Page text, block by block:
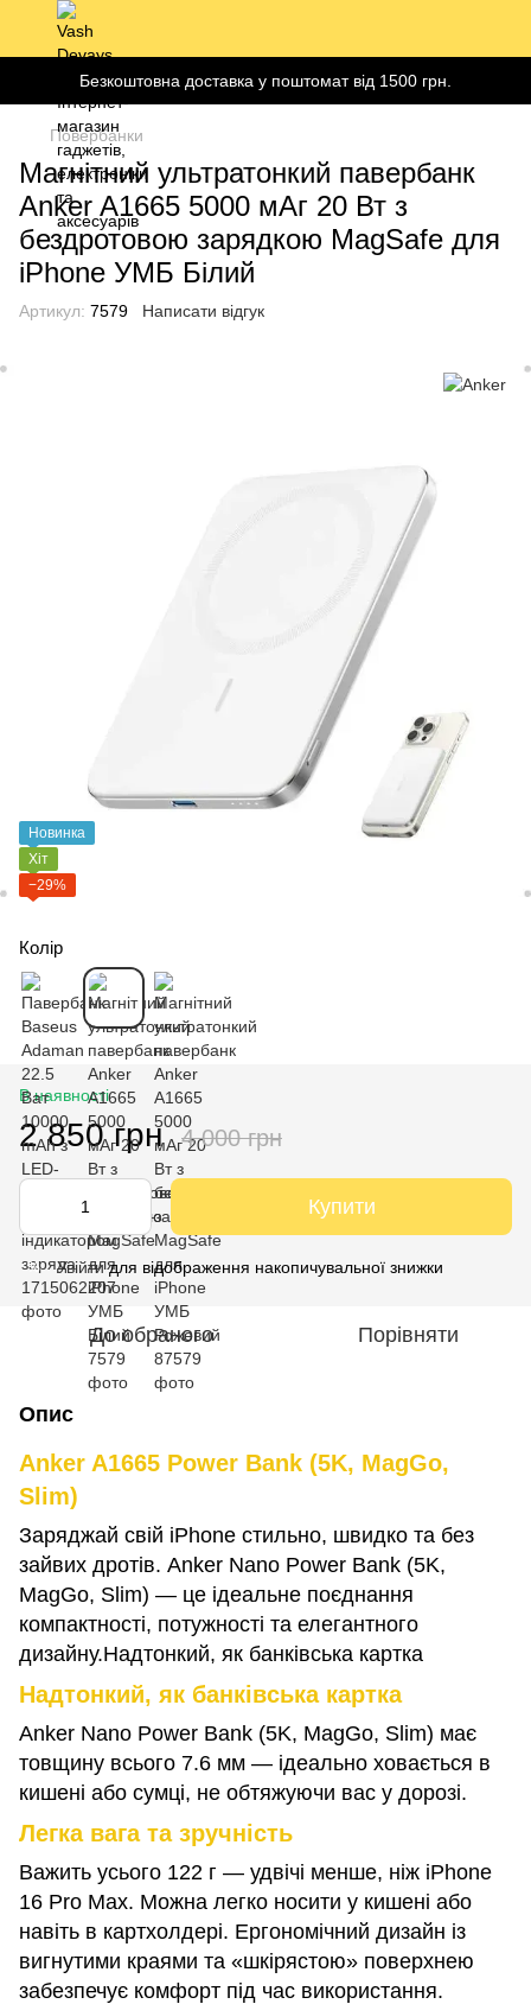
Безкоштовна доставка у поштомат від 1500 грн.
Повербанки
Магнітний ультратонкий павербанк
Anker A1665 5000 мАг 20 Вт з
бездротовою зарядкою MagSafe для
iPhone УМБ Білий
Артикул: 7579 Написати відгук
Новинка
Хіт
−29%
Колір
В наявності
2 850 грн 4 000 грн
Купити
% Увійтидля відображення накопичувальної знижки
До обраного Порівняти
Опис
Anker A1665 Power Bank (5K, MagGo,
Slim)
Заряджай свій iPhone стильно, швидко та без
зайвих дротів. Anker Nano Power Bank (5K,
MagGo, Slim) — це ідеальне поєднання
компактності, потужності та елегантного
дизайну.Надтонкий, як банківська картка
Надтонкий, як банківська картка
Anker Nano Power Bank (5K, MagGo, Slim) має
товщину всього 7.6 мм — ідеально ховається в
кишені або сумці, не обтяжуючи вас у дорозі.
Легка вага та зручність
Важить усього 122 г — удвічі менше, ніж iPhone
16 Pro Max. Можна легко носити у кишені або
навіть в картхолдері. Ергономічний дизайн із
вигнутими краями та «шкірястою» поверхнею
забезпечує комфорт під час використання.